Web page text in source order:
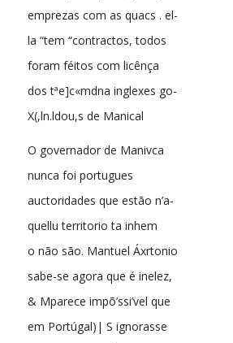
emprezas com as quacs . el-
la “tem “contractos, todos
foram féitos com licênça
dos tªe]c«mdna inglexes go-
X(,ln.ldou,s de Manical
O governador de Manivca
nunca foi portugues
auctoridades que estão n’a-
quellu territorio ta inhem
o não são. Mantuel Áxrtonio
sabe-se agora que é inelez,
& Mparece impõ’ssi’vel que
em Portúgal)| S ignorasse